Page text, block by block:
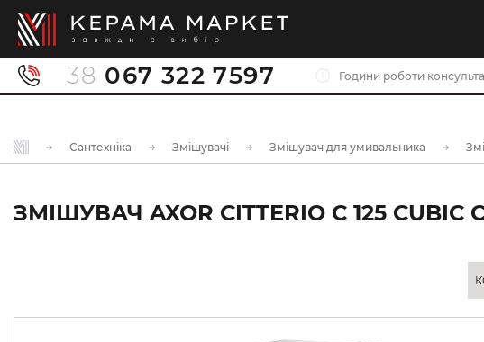
38 067 322 7597 Години роботи
Сантехніка Змішувачі Змішувач для умивальника
ЗМІШУВАЧ AXOR CITTERIO C 125